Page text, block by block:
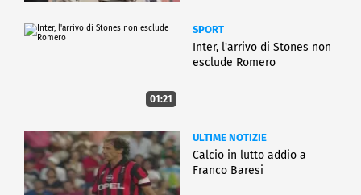
01:21
SPORT
Inter, l'arrivo di Stones non
esclude Romero
ULTIME NOTIZIE
Calcio in lutto addio a
Franco Baresi